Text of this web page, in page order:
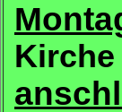
Kirche